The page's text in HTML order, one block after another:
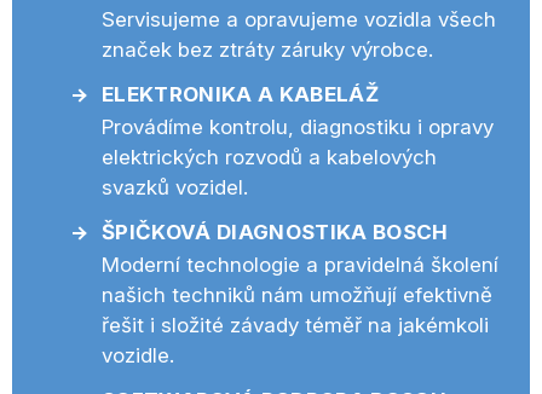
Servisujeme a opravujeme vozidla všech
značek bez ztráty záruky výrobce.
ELEKTRONIKA A KABELÁŽ
Provádíme kontrolu, diagnostiku i opravy
elektrických rozvodů a kabelových
svazků vozidel.
ŠPIČKOVÁ DIAGNOSTIKA BOSCH
Moderní technologie a pravidelná školení
našich techniků nám umožňují efektivně
řešit i složité závady téměř na jakémkoli
vozidle.